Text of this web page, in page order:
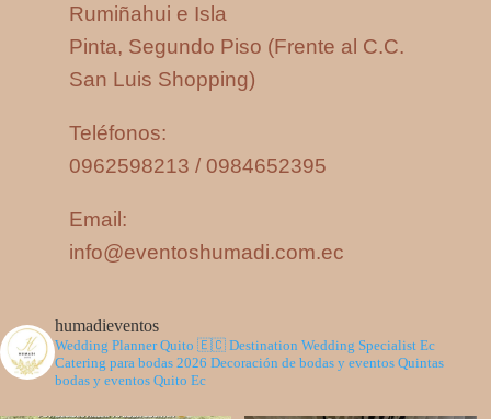
Rumiñahui e Isla
Pinta, Segundo Piso (Frente al C.C.
San Luis Shopping)
Teléfonos:
0962598213 / 0984652395
Email:
info@eventoshumadi.com.ec
humadieventos
Wedding Planner Quito 🇪🇨 Destination Wedding Specialist Ec
Catering para bodas 2026 Decoración de bodas y eventos Quintas
bodas y eventos Quito Ec